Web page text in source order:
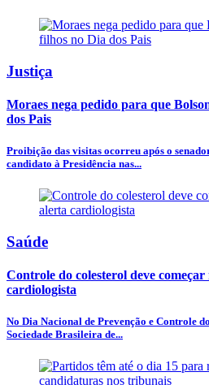
Justiça
Moraes nega pedido para que
dos Pais
Proibição das visitas ocorreu após o
candidato à Presidência nas...
Saúde
Controle do colesterol deve
cardiologista
No Dia Nacional de Prevenção e Controle
Sociedade Brasileira de...